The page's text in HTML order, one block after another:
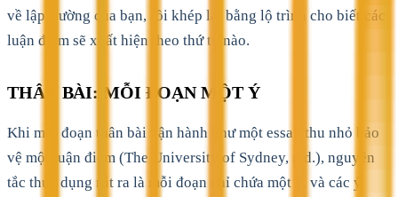
về lập trường của bạn, rồi khép lại bằng lộ trình cho biết các
luận điểm sẽ xuất hiện theo thứ tự nào.
THÂN BÀI: MỖI ĐOẠN MỘT Ý
Khi mỗi đoạn thân bài vận hành như một essay thu nhỏ bảo
vệ một luận điểm (The University of Sydney, n.d.), nguyên
tắc thực dụng rút ra là mỗi đoạn chỉ chứa một ý, và các ý